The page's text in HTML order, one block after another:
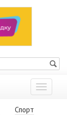
Показать
меню
Спорт